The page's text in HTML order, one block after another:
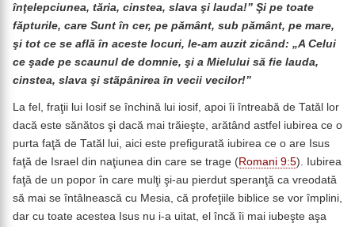
înţelepciunea, tăria, cinstea, slava şi lauda!” Şi pe toate
făpturile, care Sunt în cer, pe pământ, sub pământ, pe mare,
şi tot ce se află în aceste locuri, le-am auzit zicând: „A Celui
ce şade pe scaunul de domnie, şi a Mielului să fie lauda,
cinstea, slava şi stãpânirea în vecii vecilor!”
La fel, fraţii lui Iosif se închină lui iosif, apoi îi întreabă de Tatăl lor
dacă este sănătos şi dacă mai trăieşte, arătând astfel iubirea ce o
purta faţă de Tatăl lui, aici este prefigurată iubirea ce o are Isus
faţă de Israel din naţiunea din care se trage (Romani 9:5). Iubirea
faţă de un popor în care mulţi şi-au pierdut speranţă ca vreodată
să mai se întâlnească cu Mesia, că profeţiile biblice se vor împlini,
dar cu toate acestea Isus nu i-a uitat, el încă îi mai iubeşte aşa